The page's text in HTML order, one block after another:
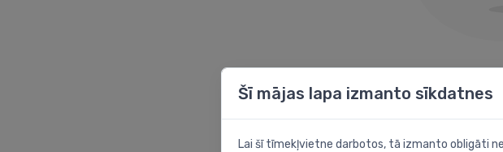
Šī mājas lapa izmanto sīkdatnes
Lai šī tīmekļvietne darbotos, tā izmanto obligāti